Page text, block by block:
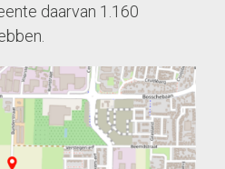
daarvan 1.160